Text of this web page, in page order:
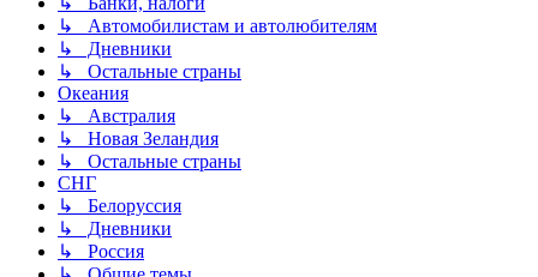
↳ Автомобилистам и автолюбителям
↳ Дневники
↳ Остальные страны
Океания
↳ Австралия
↳ Новая Зеландия
↳ Остальные страны
СНГ
↳ Белоруссия
↳ Дневники
↳ Россия